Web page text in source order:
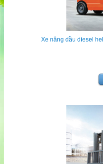
Xe nâng dầu diesel